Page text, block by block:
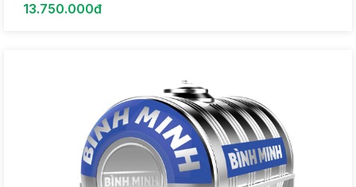
13.750.000đ